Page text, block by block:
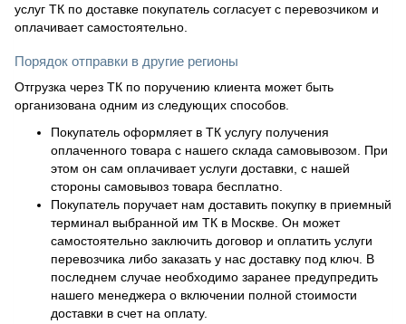
услуг ТК по доставке покупатель согласует с перевозчиком и
оплачивает самостоятельно.
Порядок отправки в другие регионы
Отгрузка через ТК по поручению клиента может быть
организована одним из следующих способов.
Покупатель оформляет в ТК услугу получения
оплаченного товара с нашего склада самовывозом. При
этом он сам оплачивает услуги доставки, с нашей
стороны самовывоз товара бесплатно.
Покупатель поручает нам доставить покупку в приемный
терминал выбранной им ТК в Москве. Он может
самостоятельно заключить договор и оплатить услуги
перевозчика либо заказать у нас доставку под ключ. В
последнем случае необходимо заранее предупредить
нашего менеджера о включении полной стоимости
доставки в счет на оплату.